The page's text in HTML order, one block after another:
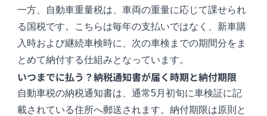
一方、自動車重量税は、車両の重量に応じて課せられ
る国税です。こちらは毎年の支払いではなく、新車購
入時および継続車検時に、次の車検までの期間分をま
とめて納付する仕組みとなっています。
いつまでに払う？納税通知書が届く時期と納付期限
自動車税の納税通知書は、通常5月初旬に車検証に記
載されている住所へ郵送されます。納付期限は原則と